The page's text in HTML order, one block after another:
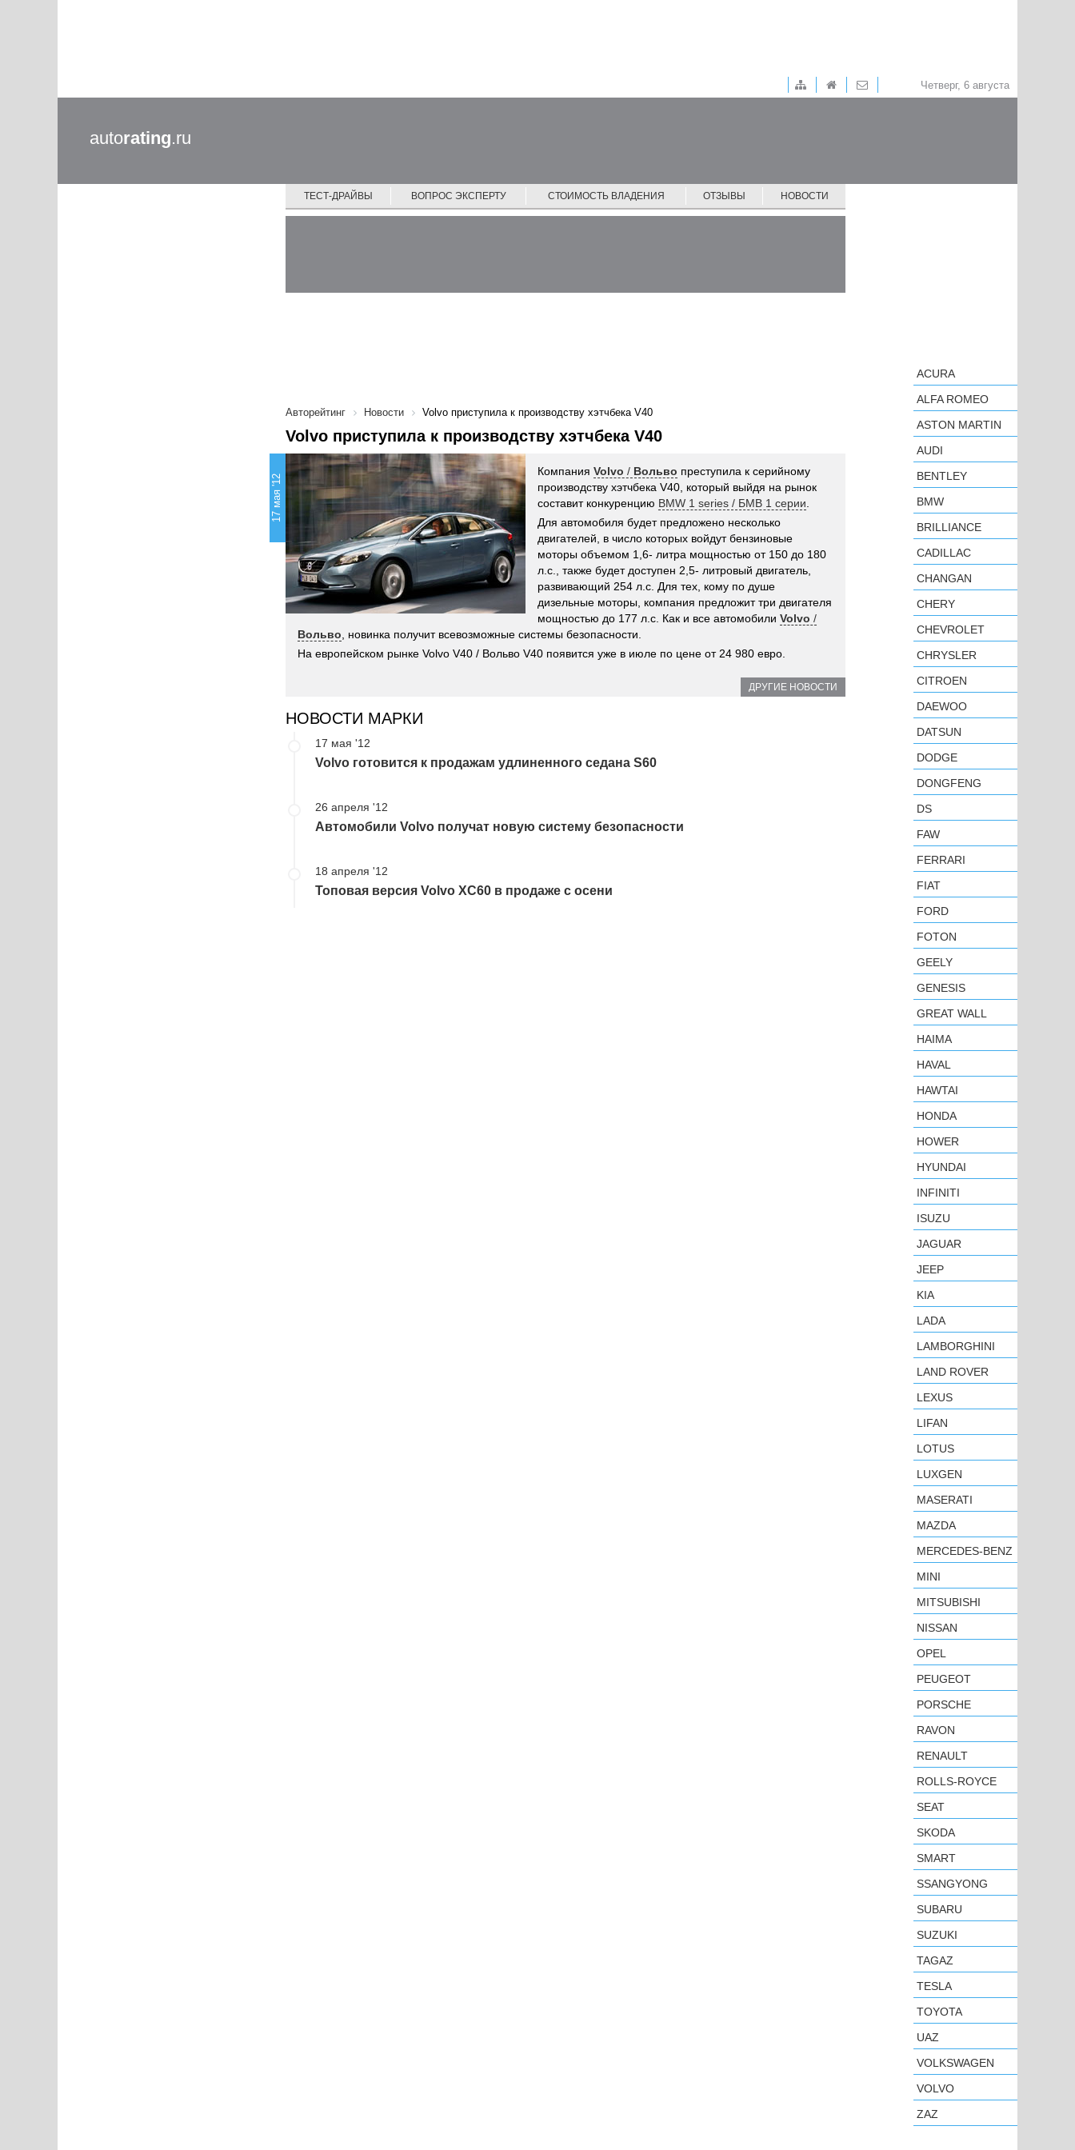
Четверг, 6 августа
autorating.ru
ТЕСТ-ДРАЙВЫ ВОПРОС ЭКСПЕРТУ СТОИМОСТЬ ВЛАДЕНИЯ ОТЗЫВЫ НОВОСТИ
Авторейтинг Новости Volvo приступила к производству хэтчбека V40
Volvo приступила к производству хэтчбека V40
17 мая '12
Компания Volvo / Вольво преступила к серийному
производству хэтчбека V40, который выйдя на рынок
составит конкуренцию BMW 1 series / БМВ 1 серии
Для автомобиля будет предложено несколько
двигателей, в число которых войдут бензиновые
моторы объемом 1,6- литра мощностью от 150 до 180
л.с., также будет доступен 2,5- литровый двигатель,
развивающий 254 л.с. Для тех, кому по душе
дизельные моторы, компания предложит три двигателя
мощностью до 177 л.с. Как и все автомобили Volvo /
Вольво , новинка получит всевозможные системы безопасности.
На европейском рынке Volvo V40 / Вольво V40 появится уже в июле по цене от 24 980 евро.
ДРУГИЕ НОВОСТИ
НОВОСТИ МАРКИ
17 мая '12
Volvo готовится к продажам удлиненного седана S60
26 апреля '12
Автомобили Volvo получат новую систему безопасности
18 апреля '12
Топовая версия Volvo XC60 в продаже с осени
ACURA
ALFA ROMEO
ASTON MARTIN
AUDI
BENTLEY
BMW
BRILLIANCE
CADILLAC
CHANGAN
CHERY
CHEVROLET
CHRYSLER
CITROEN
DAEWOO
DATSUN
DODGE
DONGFENG
DS
FAW
FERRARI
FIAT
FORD
FOTON
GEELY
GENESIS
GREAT WALL
HAIMA
HAVAL
HAWTAI
HONDA
HOWER
HYUNDAI
INFINITI
ISUZU
JAGUAR
JEEP
KIA
LADA
LAMBORGHINI
LAND ROVER
LEXUS
LIFAN
LOTUS
LUXGEN
MASERATI
MAZDA
MERCEDES-BENZ
MINI
MITSUBISHI
NISSAN
OPEL
PEUGEOT
PORSCHE
RAVON
RENAULT
ROLLS-ROYCE
SEAT
SKODA
SMART
SSANGYONG
SUBARU
SUZUKI
TAGAZ
TESLA
TOYOTA
UAZ
VOLKSWAGEN
VOLVO
ZAZ